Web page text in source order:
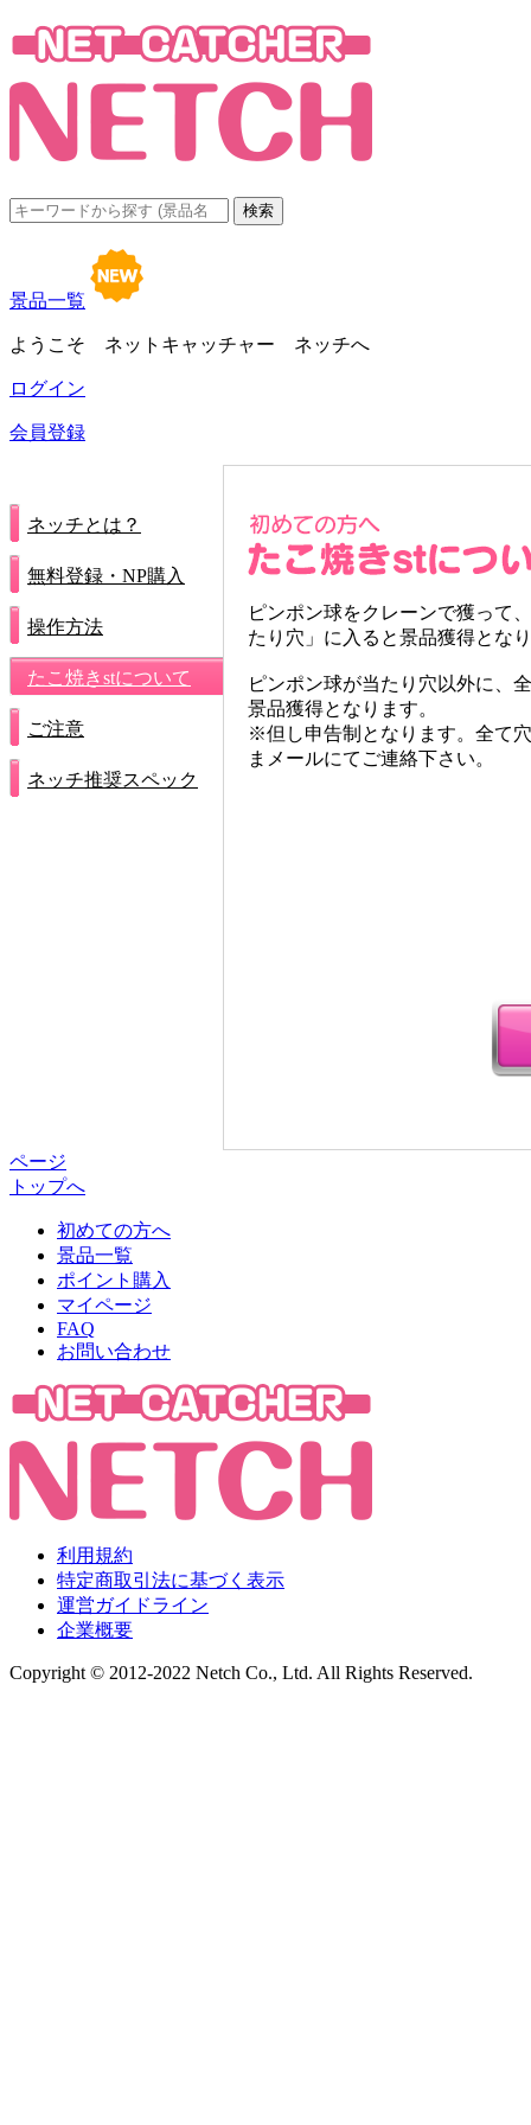
景品一覧
ようこそ ネットキャッチャー ネッチへ
ログイン
会員登録
ネッチとは？
無料登録・NP購入
操作方法
たこ焼きstについて
ご注意
ネッチ推奨スペック
ピンポン球をクレーンで獲って
たり穴」に入ると景品獲得とな
ピンポン球が当たり穴以外に、
景品獲得となります。
※但し申告制となります。全て
まメールにてご連絡下さい。
ページ
トップへ
初めての方へ
景品一覧
ポイント購入
マイページ
FAQ
お問い合わせ
利用規約
特定商取引法に基づく表示
運営ガイドライン
企業概要
Copyright © 2012-2022 Netch Co., Ltd. All Rights Reserved.